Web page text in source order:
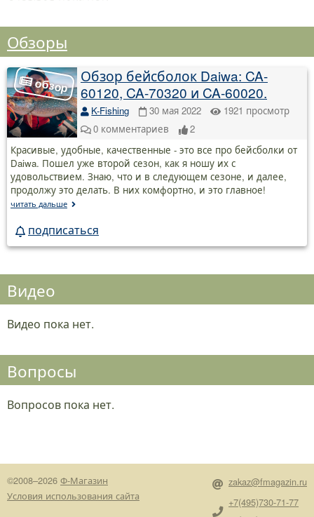
Обзоры
Обзор бейсболок Daiwa: CA-
60120, CA-70320 и CA-60020.
K-Fishing 30 мая 2022 1921 просмотр
0 комментариев
2
Красивые, удобные, качественные - это все про бейсболки от
Daiwa. Пошел уже второй сезон, как я ношу их с
удовольствием. Знаю, что и в следующем сезоне, и далее,
продолжу это делать. В них комфортно, и это главное!
читать дальше
подписаться
Видео
Видео пока нет.
Вопросы
Вопросов пока нет.
©2008–2026 Ф-Магазин
Условия использования сайта
zakaz@fmagazin.ru
+7(495)730-71-77